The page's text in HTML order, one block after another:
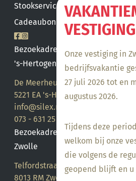
Onze vestiging in
bedrijfsvakantie
27 juli 2026 tot en
augustus 2026.
Tijdens deze
welkom bij onze
die volgens de
geopend blijft en u
Stookservice
Cadeaubon saldo
Bezoekadres
's-Hertogenbosch
De Meerheuvel 21
5221 EA 's-Hertogenbosch
info@silex.nl
073 - 631 25 28
Bezoekadres
Zwolle
Telfordstraat 14
8013 RM Zwolle